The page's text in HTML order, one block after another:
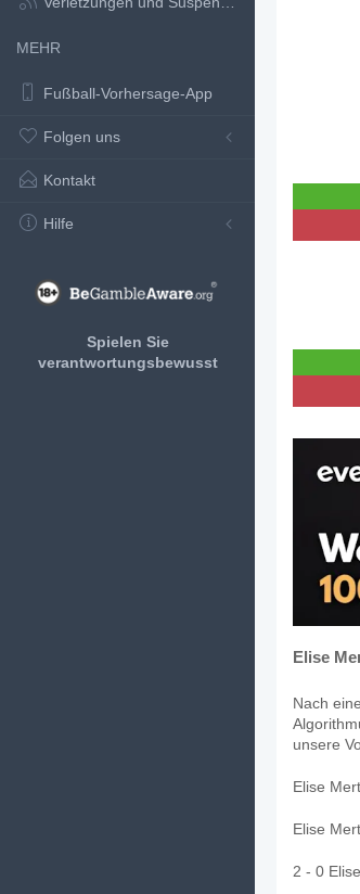
MEHR
Fußball-Vorhersage-App
Folgen uns
Kontakt
Hilfe
Spielen Sie
verantwortungsbewusst
Elise
Nach
unsere
Elise
Elise
2 - 0